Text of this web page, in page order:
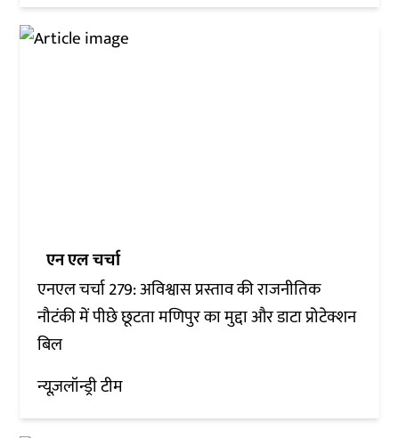
एन एल चर्चा
एनएल चर्चा 279: अविश्वास प्रस्ताव की राजनीतिक
नौटंकी में पीछे छूटता मणिपुर का मुद्दा और डाटा प्रोटेक्शन
बिल
न्यूज़लॉन्ड्री टीम